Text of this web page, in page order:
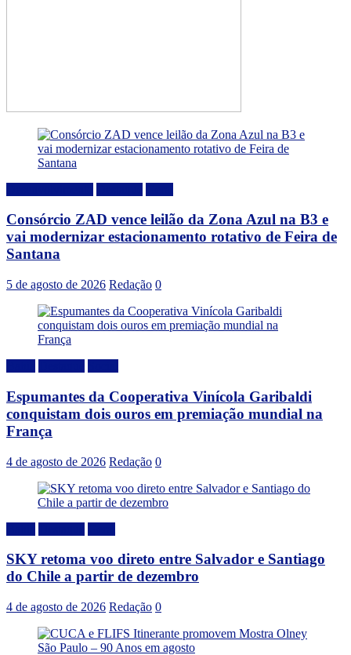
Consórcio ZAD vence leilão da Zona Azul na B3 e
vai modernizar estacionamento rotativo de Feira de
Santana
5 de agosto de 2026 Redação 0
Espumantes da Cooperativa Vinícola Garibaldi
conquistam dois ouros em premiação mundial na
França
4 de agosto de 2026 Redação 0
SKY retoma voo direto entre Salvador e Santiago
do Chile a partir de dezembro
4 de agosto de 2026 Redação 0